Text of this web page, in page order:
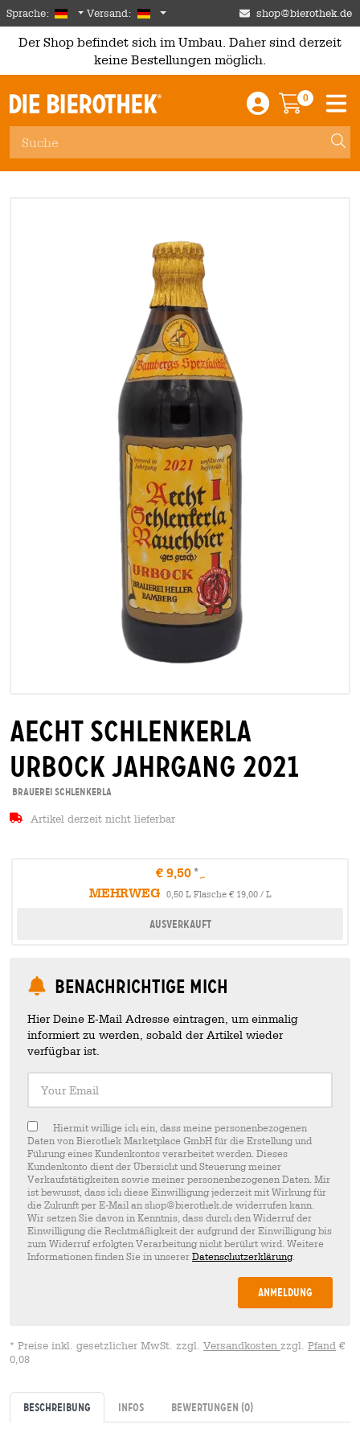
Skip to main content
Sprache: German
Versand: Deutschland shop@bierothek.de
Der Shop befindet sich im Umbau. Daher sind derzeit
keine Bestellungen möglich.
Einloggen /
0
aecht schlenkerla
urbock jahrgang 2021
Brauerei Schlenkerla
Artikel derzeit nicht lieferbar
€ 9,50
MEHRWEG
0,50 L Flasche € 19,00 / L
Ausverkauft
Benachrichtige mich
Hier Deine E-Mail Adresse eintragen, um einmalig
informiert zu werden, sobald der Artikel wieder
verfügbar ist.
Hiermit willige ich ein, dass meine personenbezogenen
Daten von Bierothek Marketplace GmbH für die Erstellung und
Führung eines Kundenkontos verarbeitet werden. Dieses
Kundenkonto dient der Übersicht und Steuerung meiner
Verkaufstätigkeiten sowie meiner personenbezogenen Daten. Mir
ist bewusst, dass ich diese Einwilligung jederzeit mit Wirkung für
die Zukunft per E-Mail an shop@bierothek.de widerrufen kann.
Wir setzen Sie davon in Kenntnis, dass durch den Widerruf der
Einwilligung die Rechtmäßigkeit der aufgrund der Einwilligung bis
zum Widerruf erfolgten Verarbeitung nicht berührt wird. Weitere
Informationen finden Sie in unserer Datenschutzerklärung.
Anmeldung
* Preise inkl. gesetzlicher MwSt. zzgl. Versandkosten zzgl. Pfand €
0,08
Beschreibung Infos Bewertungen (0)